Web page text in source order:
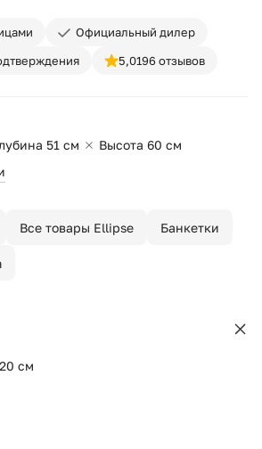
Официальный дилер
5,0196 отзывов
51 см
Высота 60 см
Все товары Ellipse Банкетки
см